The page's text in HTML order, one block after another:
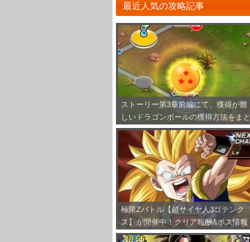
最近人気の攻略記事
ストーリー第3章前編にて、獲得が難
しいドラゴンボールの獲得方法をまと
めてみました！
極限Zバトル【超サイヤ人3ゴテンク
ス】が開催中！クリア報酬&ボス情報
まとめ